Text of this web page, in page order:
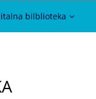
bilblioteka